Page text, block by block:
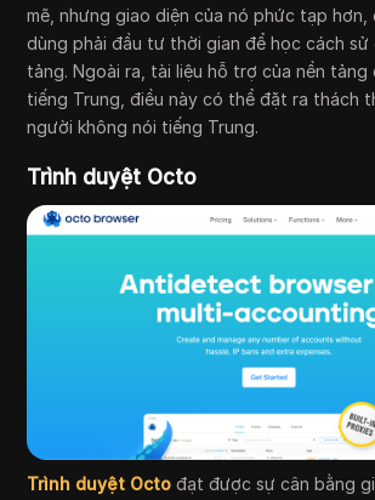
mẽ, nhưng giao diện của nó phức tạp hơn,
dùng phải đầu tư thời gian để học cách sử
tảng. Ngoài ra, tài liệu hỗ trợ của nền tảng
tiếng Trung, điều này có thể đặt ra thách
người không nói tiếng Trung.
Trình duyệt Octo
Trình duyệt Octo đạt được sự cân bằng